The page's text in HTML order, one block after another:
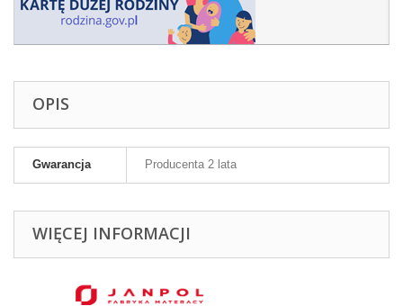
OPIS
Gwarancja Producenta 2 lata
WIĘCEJ INFORMACJI